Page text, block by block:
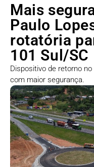
Mais
Paulo
rotatória
101 Sul/SC
Dispositivo de retorno
com maior segurança.